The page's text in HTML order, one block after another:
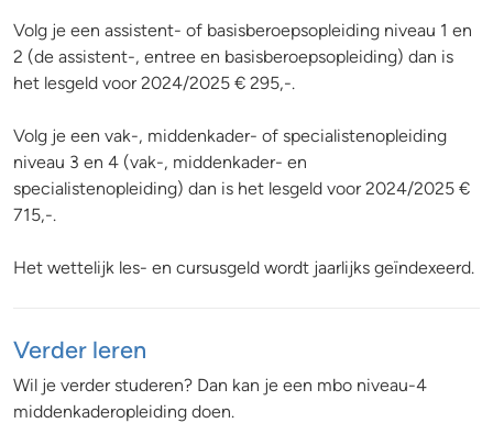
Volg je een assistent- of basisberoepsopleiding niveau 1 en
2 (de assistent-, entree en basisberoepsopleiding) dan is
het lesgeld voor 2024/2025 € 295,-.
Volg je een vak-, middenkader- of specialistenopleiding
niveau 3 en 4 (vak-, middenkader- en
specialistenopleiding) dan is het lesgeld voor 2024/2025 €
715,-.
Het wettelijk les- en cursusgeld wordt jaarlijks geïndexeerd.
Verder leren
Wil je verder studeren? Dan kan je een mbo niveau-4
middenkaderopleiding doen.